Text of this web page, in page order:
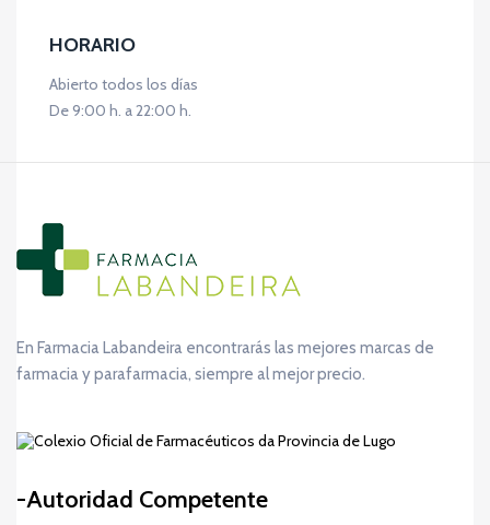
HORARIO
Abierto todos los días
De 9:00 h. a 22:00 h.
En Farmacia Labandeira encontrarás las mejores marcas de
farmacia y parafarmacia, siempre al mejor precio.
Autoridad Competente